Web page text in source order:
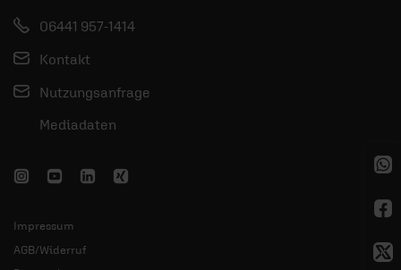
06441 957-1414
Kontakt
Nutzungsanfrage
Mediadaten
Impressum
AGB/Widerruf